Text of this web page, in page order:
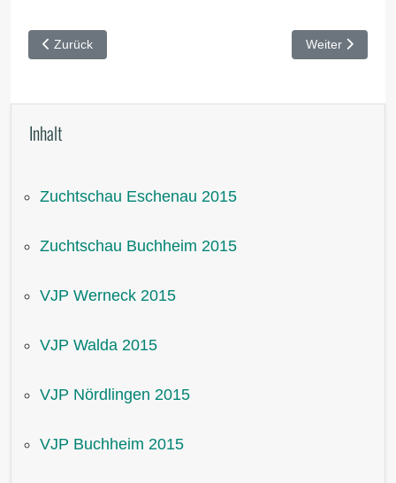
Vorheriger Beitrag: HZP Buchheim (2) 2015
Zurück Nächster
Weiter
Inhalt
Zuchtschau Eschenau 2015
Zuchtschau Buchheim 2015
VJP Werneck 2015
VJP Walda 2015
VJP Nördlingen 2015
VJP Buchheim 2015